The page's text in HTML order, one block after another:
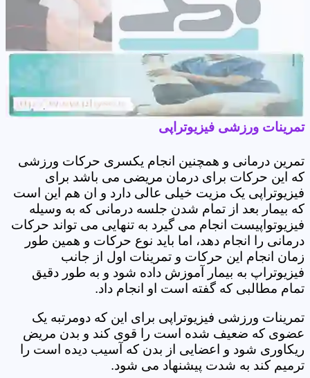
تمرینات ورزشی فیزیوتراپی
تمرین درمانی و همچنین انجام یکسری حرکات ورزشی
که این حرکات برای درمان مریضی می باشد برای
فیزیوتراپی یک مزیت خیلی عالی دارد و ان هم این است
که بیمار بعد از تمام شدن جلسه درمانی که به وسیله
فیزیوتواپیست انجام می گیرد به تنهایی می تواند حرکات
درمانی را انجام دهد، اما باید نوع حرکات و همین طور
زمان انجام این حرکات و تمرینات اول از جانب
فیزیوتراپ به بیمار آموزش داده شود و به طور دقیق
تمام مطالبی که گفته است او انجام داد.
تمرینات ورزشی فیزیوتراپی برای این که دومرتبه یک
عضوی که ضعیف شده است را قوی کند و بدن مریض
ریکاوری شود و اعضایی از بدن که آسیب دیده است را
ترمیم کند به شدت پیشنهاد می شود.